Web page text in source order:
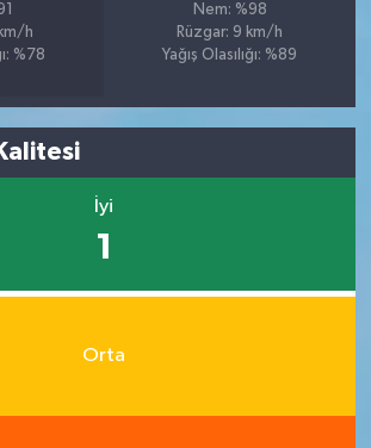
h
%78
Nem: %98
Rüzgar: 9 km/h
Yağış Olasılığı: %89
İyi
1
Orta